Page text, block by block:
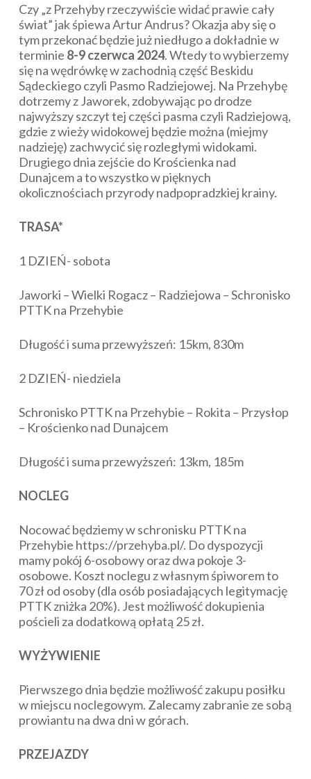
Czy „z Przehyby rzeczywiście widać prawie cały
świat” jak śpiewa Artur Andrus? Okazja aby się o
tym przekonać będzie już niedługo a dokładnie w
terminie 8-9 czerwca 2024. Wtedy to wybierzemy
się na wędrówkę w zachodnią część Beskidu
Sądeckiego czyli Pasmo Radziejowej. Na Przehybę
dotrzemy z Jaworek, zdobywając po drodze
najwyższy szczyt tej części pasma czyli Radziejową,
gdzie z wieży widokowej będzie można (miejmy
nadzieję) zachwycić się rozległymi widokami.
Drugiego dnia zejście do Krościenka nad
Dunajcem a to wszystko w pięknych
okolicznościach przyrody nadpopradzkiej krainy.
TRASA*
1 DZIEŃ- sobota
Jaworki – Wielki Rogacz – Radziejowa – Schronisko
PTTK na Przehybie
Długość i suma przewyższeń: 15km, 830m
2 DZIEŃ- niedziela
Schronisko PTTK na Przehybie – Rokita – Przysłop
– Krościenko nad Dunajcem
Długość i suma przewyższeń: 13km, 185m
NOCLEG
Nocować będziemy w schronisku PTTK na
Przehybie https://przehyba.pl/. Do dyspozycji
mamy pokój 6-osobowy oraz dwa pokoje 3-
osobowe. Koszt noclegu z własnym śpiworem to
70 zł od osoby (dla osób posiadających legitymację
PTTK zniżka 20%). Jest możliwość dokupienia
pościeli za dodatkową opłatą 25 zł.
WYŻYWIENIE
Pierwszego dnia będzie możliwość zakupu posiłku
w miejscu noclegowym. Zalecamy zabranie ze sobą
prowiantu na dwa dni w górach.
PRZEJAZDY